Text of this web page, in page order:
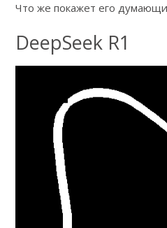
Что же покажет его
DeepSeek R1